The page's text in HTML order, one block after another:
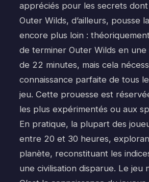
appréciés pour les secrets
Outer Wilds, d’ailleurs, pousse
encore plus loin :
de terminer Outer Wilds en
de 22 minutes, mais cela
connaissance parfaite de tous
jeu. Cette prouesse est
les plus expérimentés ou aux
En pratique, la plupart des
entre 20 et 30 heures,
planète, reconstituant les
une civilisation disparue. Le jeu